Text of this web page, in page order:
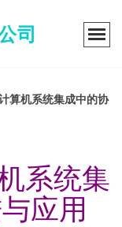
司
算机系统集成中的协
系统集
应用